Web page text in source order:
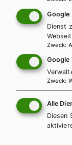
Google
Dienst
Zweck:
Google
Zweck:
Alle
Diesen